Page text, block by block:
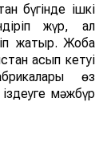
бүгінде ішкі
жүр, ал
жатыр. Жоба
асып кетуі
өз
мәжбүр